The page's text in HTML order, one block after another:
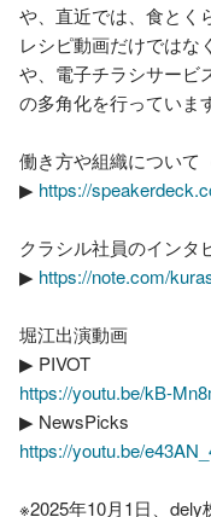
や、直近では、食とく
レシピ動画だけではな
や、電子チラシサービ
の多角化を行っています
働き方や組織について
▶︎ https://
クラシル社員のインタ
▶︎ https://note.com/
堀江出演動画
https://youtu.be/kB-
https://youtu.be/
※2025年10月1日、